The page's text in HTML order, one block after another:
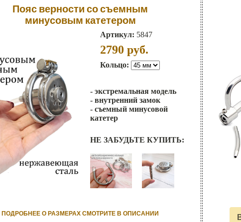
Пояс верности со съемным
минусовым катетером
Артикул: 5847
2790 руб.
Кольцо:
- экстремальная модель
- внутренний замок
- съемный минусовой
катетер
НЕ ЗАБУДЬТЕ КУПИТЬ:
ПОДРОБНЕЕ О РАЗМЕРАХ СМОТРИТЕ В ОПИСАНИИ